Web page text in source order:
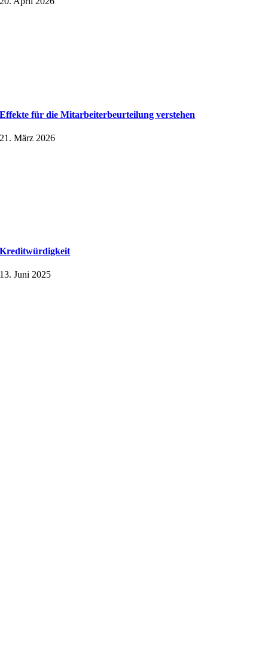
Effekte für die Mitarbeiter­beurteilung verstehen
21. März 2026
Kreditwürdigkeit
13. Juni 2025